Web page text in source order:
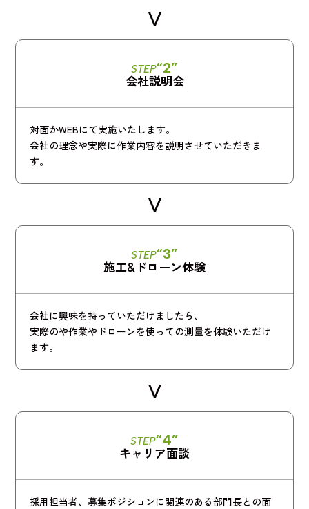
会社説明会
STEP“2”
対面かWEBにて実施いたします。
会社の理念や実際に作業内容を説明させていただきま
す。
施工&ドローン体験
STEP“3”
会社に興味を持っていただけましたら、
実際のや作業やドローンを使っての測量を体験いただけ
ます。
キャリア面談
STEP“4”
採用担当者、募集ポジションに関連のある部門長との面